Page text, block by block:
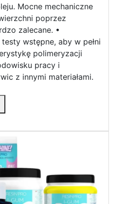
Mocne mechaniczne
poprzez
zalecane. •
wstępne, aby w pełni
polimeryzacji
pracy i
z innymi materiałami.